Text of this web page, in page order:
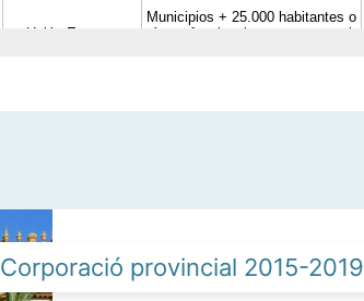
Corporació provincial 2015-2019